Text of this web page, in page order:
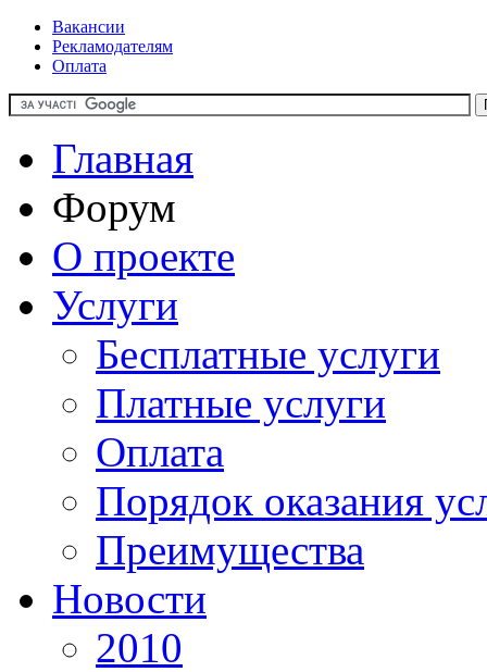
Вакансии
Рекламодателям
Оплата
Главная
Форум
О проекте
Услуги
Бесплатные услуги
Платные услуги
Оплата
Порядок оказания
Преимущества
Новости
2010